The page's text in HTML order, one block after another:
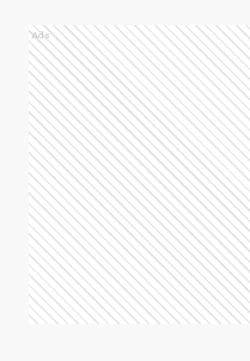
Ads